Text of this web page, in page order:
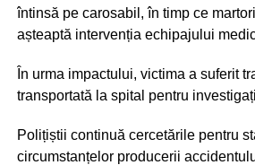
întinsă pe carosabil, în timp ce
așteaptă intervenția echipajului
În urma impactului, victima a suferit
transportată la spital pentru
Polițiștii continuă cercetările pentru
circumstanțelor producerii